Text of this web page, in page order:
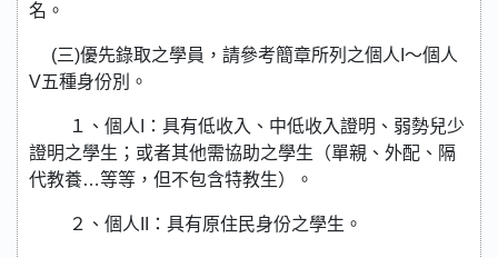
名。
(三)優先錄取之學員，請參考簡章所列之個人I～個人
V五種身份別。
１、個人I：具有低收入、中低收入證明、弱勢兒少
證明之學生；或者其他需協助之學生（單親、外配、隔
代教養…等等，但不包含特教生）。
２、個人II：具有原住民身份之學生。